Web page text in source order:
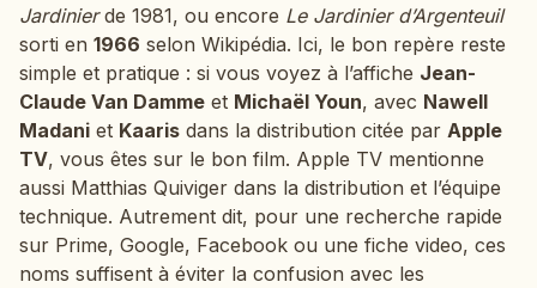
Jardinierde 1981, ou encore Le Jardinier d’Argenteuil
sorti en 1966 selon Wikipédia. Ici, le bon repère reste
simple et pratique : si vous voyez à l’affiche Jean-
Claude Van Damme et Michaël Youn, avec Nawell
Madani et Kaaris dans la distribution citée par Apple
TV, vous êtes sur le bon film. Apple TV mentionne
aussi Matthias Quiviger dans la distribution et l’équipe
technique. Autrement dit, pour une recherche rapide
sur Prime, Google, Facebook ou une fiche video, ces
noms suffisent à éviter la confusion avec les